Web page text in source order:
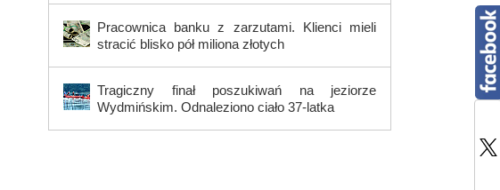
Pracownica banku z zarzutami. Klienci mieli
stracić blisko pół miliona złotych
Tragiczny finał poszukiwań na jeziorze
Wydmińskim. Odnaleziono ciało 37-latka